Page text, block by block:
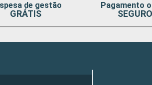
de gestão
GRÁTIS
Pagamento
SEGURO